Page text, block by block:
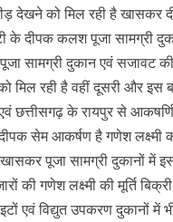
देखने को मिल रही है खासकर
के दीपक कलश पूजा सामग्री
पूजा सामग्री दुकान एवं सजावट
मिल रही है वहीं दूसरी और इस
छत्तीसगढ़ के रायपुर से
सेम आकर्षण है गणेश लक्ष्मी
पूजा सामग्री दुकानों में
की गणेश लक्ष्मी की मूर्ति बिक्री
एवं विद्युत उपकरण दुकानों में